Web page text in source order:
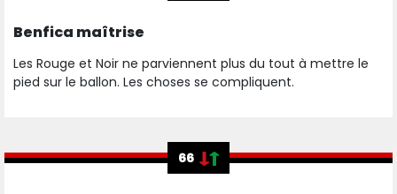
Benfica maîtrise
Les Rouge et Noir ne parviennent plus du tout à mettre le
pied sur le ballon. Les choses se compliquent.
66